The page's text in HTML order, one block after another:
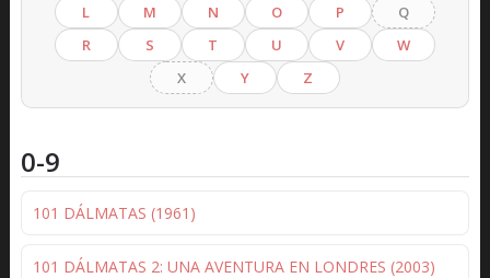
L
M N O P
Q
R
S T U V
W
X
Y Z
0-9
101 DÁLMATAS (1961)
101 DÁLMATAS 2: UNA AVENTURA EN LONDRES (2003)